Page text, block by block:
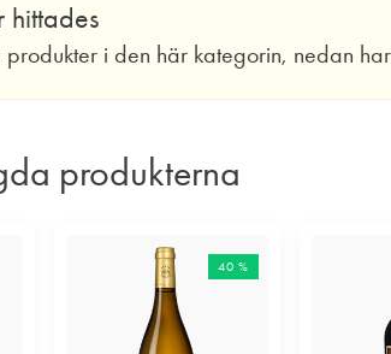
hittades
i den här kategorin, nedan
produkterna
40 %